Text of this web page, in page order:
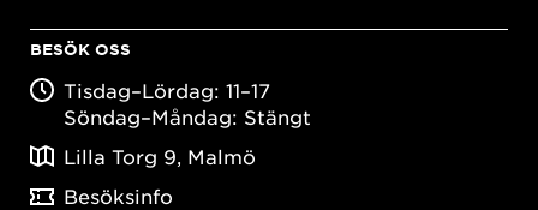
BESÖK OSS
Tisdag–Lördag: 11–17
Söndag–Måndag: Stängt
Lilla Torg 9, Malmö
Besöksinfo